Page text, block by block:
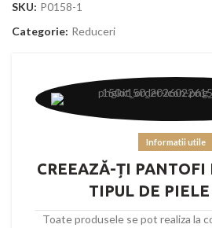
SKU: P0158-1
Categorie: Reduceri
Informatii utile
CREEAZĂ-ȚI PANTOFI
TIPUL DE
Toate produsele se pot realiza la